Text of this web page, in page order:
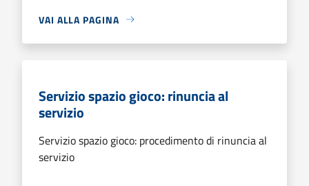
VAI ALLA PAGINA
Servizio spazio gioco: rinuncia al
servizio
Servizio spazio gioco: procedimento di rinuncia al
servizio